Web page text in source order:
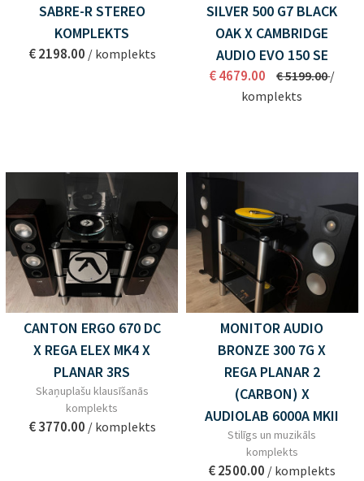
SABRE-R STEREO
KOMPLEKTS
€ 2198.00 / komplekts
SILVER 500 G7 BLACK
OAK X CAMBRIDGE
AUDIO EVO 150 SE
€ 4679.00 € 5199.00/
komplekts
CANTON ERGO 670 DC
X REGA ELEX MK4 X
PLANAR 3RS
Skaņuplašu klausīšanās
komplekts
€ 3770.00 / komplekts
MONITOR AUDIO
BRONZE 300 7G X
REGA PLANAR 2
(CARBON) X
AUDIOLAB 6000A MKII
Stilīgs un muzikāls
komplekts
€ 2500.00 / komplekts